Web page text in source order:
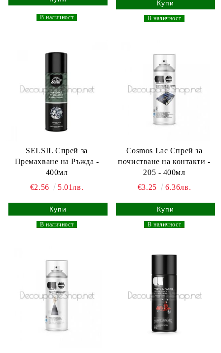
В наличност В наличност
SELSIL Спрей за
Премахване на Ръжда -
400мл
€2.56
5.01лв.
В наличност
Cosmos Lac Спрей за
почистване на контакти -
205 - 400мл
€3.25
6.36лв.
В наличност